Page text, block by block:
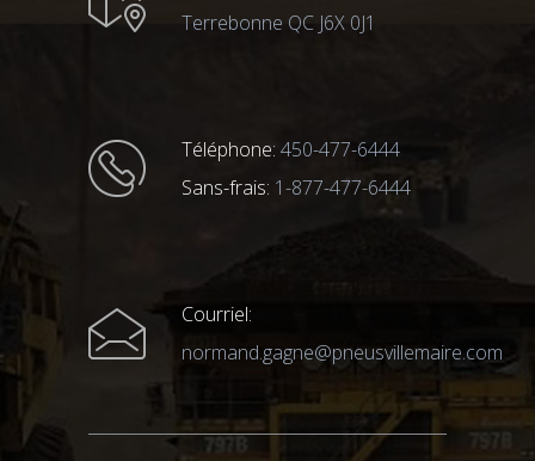
Terrebonne QC J6X 0J1
Téléphone: 450-477-6444
Sans-frais: 1-877-477-6444
Courriel:
normand.gagne@pneusvillemaire.com